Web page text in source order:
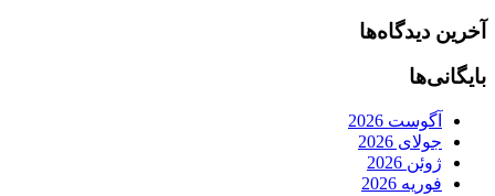
آخرین دیدگاه‌ها
بایگانی‌ها
آگوست 2026
جولای 2026
ژوئن 2026
فوریه 2026